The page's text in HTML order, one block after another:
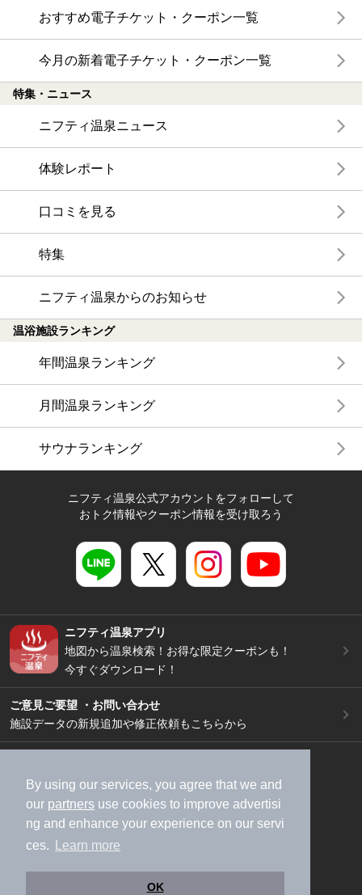
By using our services, you agree that we and
our partners use cookies to improve advertisi
ng and enhance your experience on our servi
ces.
Learn more
OK
おすすめ電子チケット・クーポン一覧
今月の新着電子チケット・クーポン一覧
特集・ニュース
ニフティ温泉ニュース
体験レポート
口コミを見る
特集
ニフティ温泉からのお知らせ
温浴施設ランキング
年間温泉ランキング
月間温泉ランキング
サウナランキング
ニフティ温泉公式アカウントをフォローして
おトク情報やクーポン情報を受け取ろう
ニフティ温泉アプリ
地図から温泉検索！お得な限定クーポンも！
今すぐダウンロード！
ご意見ご要望 ・お問い合わせ
施設データの新規追加や修正依頼もこちらから
加盟店募集（資料請求）
広告出稿のご案内
利用規約
ライフスタイルMEMBERS+規約
特定商取引法に基づく表記
ヘルプ
採用情報
運営会社